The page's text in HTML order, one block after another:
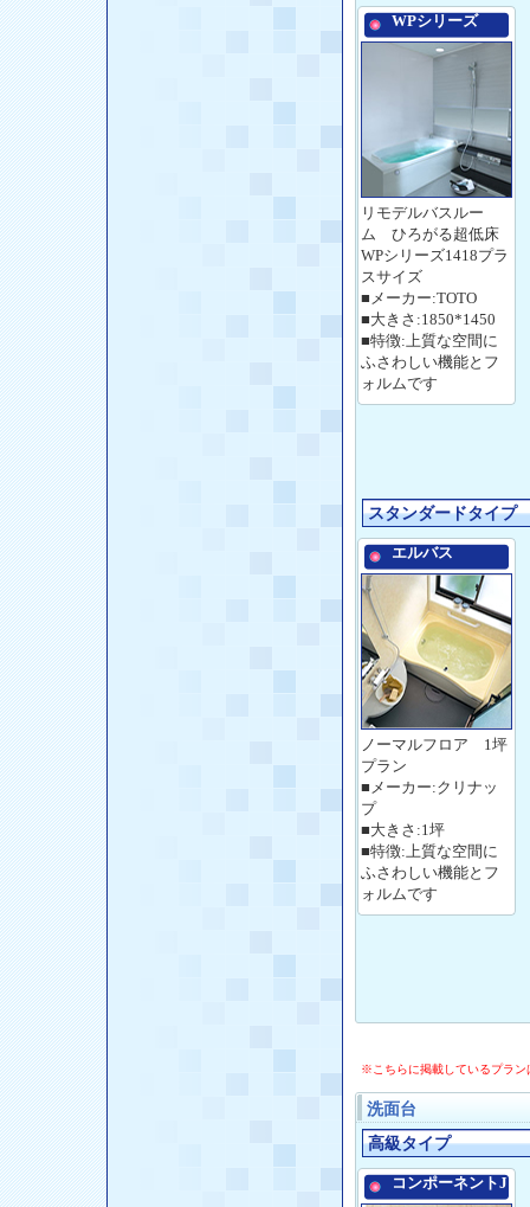
WPシリーズ
リモデルバスルー
ム ひろがる超低床
WPシリーズ1418プラ
スサイズ
■メーカー:TOTO
■大きさ:1850*1450
■特徴:上質な空間に
ふさわしい機能とフ
ォルムです
スタンダードタイプ
エルバス
ノーマルフロア 1坪
プラン
■メーカー:クリナッ
プ
■大きさ:1坪
■特徴:上質な空間に
ふさわしい機能とフ
ォルムです
※こちらに掲載しているプラン
洗面台
高級タイプ
コンポーネントJ